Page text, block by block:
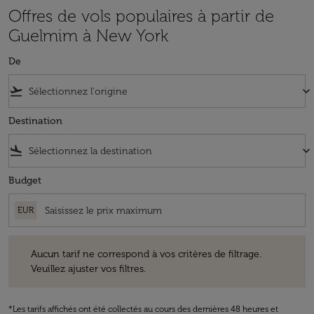
Offres de vols populaires à partir de
Guelmim à New York
De
flight_takeoff keyboard_arrow_down
Destination
flight_land keyboard_arrow_down
Budget
EUR
Aucun tarif ne correspond à vos critères de filtrage.
Veuillez ajuster vos filtres.
*Les tarifs affichés ont été collectés au cours des dernières 48 heures et